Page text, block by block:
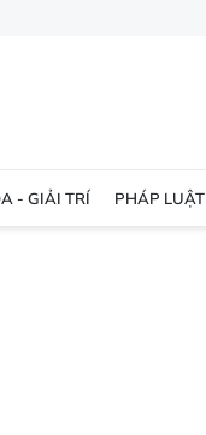
- GIẢI TRÍ PHÁP LUẬT